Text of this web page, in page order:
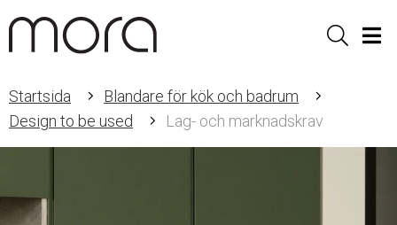
Sök
Startsida
Blandare för kök och badrum
Design to be used
Lag- och marknadskrav